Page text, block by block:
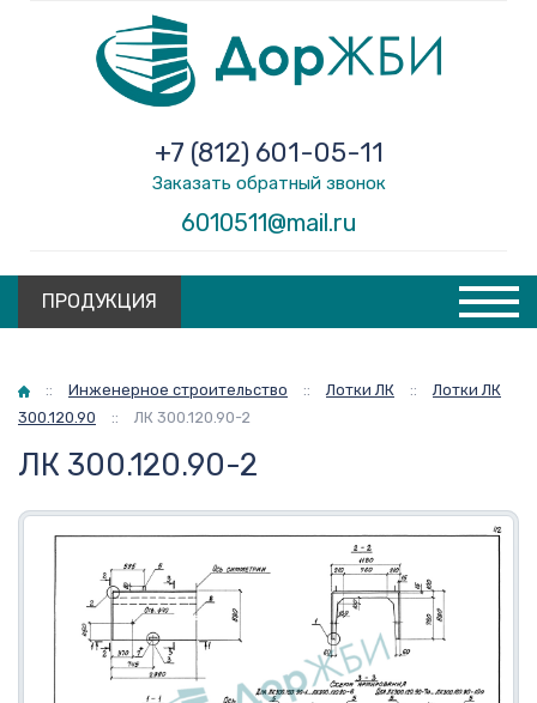
6010511@mail.ru
+7 (812) 601-05-11
Заказать обратный звонок
ПРОДУКЦИЯ
Главная
:: Инженерное строительство :: Лотки ЛК ::
Лотки ЛК
300.120.90
:: ЛК 300.120.90-2
ЛК 300.120.90-2